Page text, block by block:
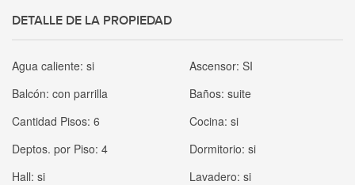
DETALLE DE LA PROPIEDAD
Agua caliente: si Ascensor: SI
Balcón: con parrilla Baños: suite
Cantidad Pisos: 6 Cocina: si
Deptos. por Piso: 4 Dormitorio: si
Hall: si Lavadero: si